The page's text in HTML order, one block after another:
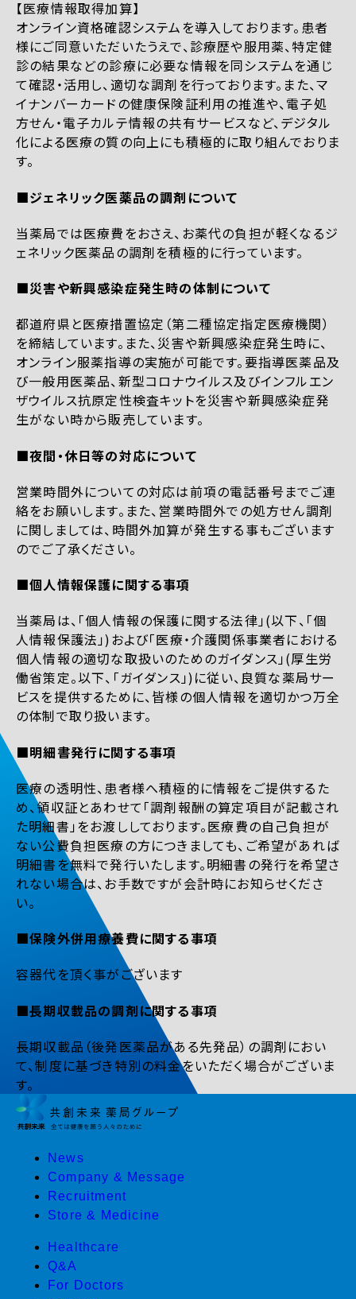
【医療情報取得加算】
オンライン資格確認システムを導入しております。患者
様にご同意いただいたうえで、診療歴や服用薬、特定健
診の結果などの診療に必要な情報を同システムを通じ
て確認・活用し、適切な調剤を行っております。また、マ
イナンバーカードの健康保険証利用の推進や、電子処
方せん・電子カルテ情報の共有サービスなど、デジタル
化による医療の質の向上にも積極的に取り組んでおりま
す。
■ジェネリック医薬品の調剤について
当薬局では医療費をおさえ、お薬代の負担が軽くなるジ
ェネリック医薬品の調剤を積極的に行っています。
■災害や新興感染症発生時の体制について
都道府県と医療措置協定（第二種協定指定医療機関）
を締結しています。また、災害や新興感染症発生時に、
オンライン服薬指導の実施が可能です。要指導医薬品及
び一般用医薬品、新型コロナウイルス及びインフルエン
ザウイルス抗原定性検査キットを災害や新興感染症発
生がない時から販売しています。
■夜間・休日等の対応について
営業時間外についての対応は前項の電話番号までご連
絡をお願いします。また、営業時間外での処方せん調剤
に関しましては、時間外加算が発生する事もございます
のでご了承ください。
■個人情報保護に関する事項
当薬局は、「個人情報の保護に関する法律」(以下、「個
人情報保護法」)および「医療・介護関係事業者における
個人情報の適切な取扱いのためのガイダンス」(厚生労
働省策定。以下、「ガイダンス」)に従い、良質な薬局サー
ビスを提供するために、皆様の個人情報を適切かつ万全
の体制で取り扱います。
■明細書発行に関する事項
医療の透明性、患者様へ積極的に情報をご提供するた
め、領収証とあわせて「調剤報酬の算定項目が記載され
た明細書」をお渡ししております。医療費の自己負担が
ない公費負担医療の方につきましても、ご希望があれば
明細書を無料で発行いたします。明細書の発行を希望さ
れない場合は、お手数ですが会計時にお知らせくださ
い。
■保険外併用療養費に関する事項
容器代を頂く事がございます
■長期収載品の調剤に関する事項
長期収載品（後発医薬品がある先発品）の調剤におい
て、制度に基づき特別の料金をいただく場合がございま
す。
News
Company & Message
Recruitment
Store & Medicine
Healthcare
Q&A
For Doctors